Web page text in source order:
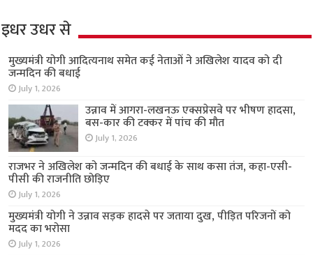
इधर उधर से
मुख्यमंत्री योगी आदित्यनाथ समेत कई नेताओं ने अखिलेश यादव को दी
जन्मदिन की बधाई
July 1, 2026
उन्नाव में आगरा-लखनऊ एक्सप्रेसवे पर भीषण हादसा,
बस-कार की टक्कर में पांच की मौत
July 1, 2026
राजभर ने अखिलेश को जन्मदिन की बधाई के साथ कसा तंज, कहा-एसी-
पीसी की राजनीति छोड़िए
July 1, 2026
मुख्यमंत्री योगी ने उन्नाव सड़क हादसे पर जताया दुख, पीड़ित परिजनों को
मदद का भरोसा
July 1, 2026